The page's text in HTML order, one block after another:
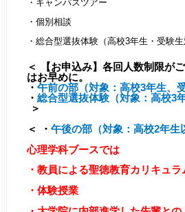
・キャンパスツアー
・個別相談
・総合型選抜体験（高校3年生・受験生
【お申込み】各回人数制限が
はお早めに。
・午前の部（対象：高校3年生、
・総合型選抜体験（対象：高校3
・午後の部（対象：高校2年生
心理学科ブースでは
・教員による聖徳教育カリキュラ
・体験授業